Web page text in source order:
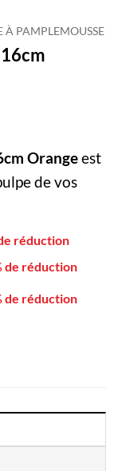
À PAMPLEMOUSSE
Orangeest
de vos
réduction
de réduction
de réduction